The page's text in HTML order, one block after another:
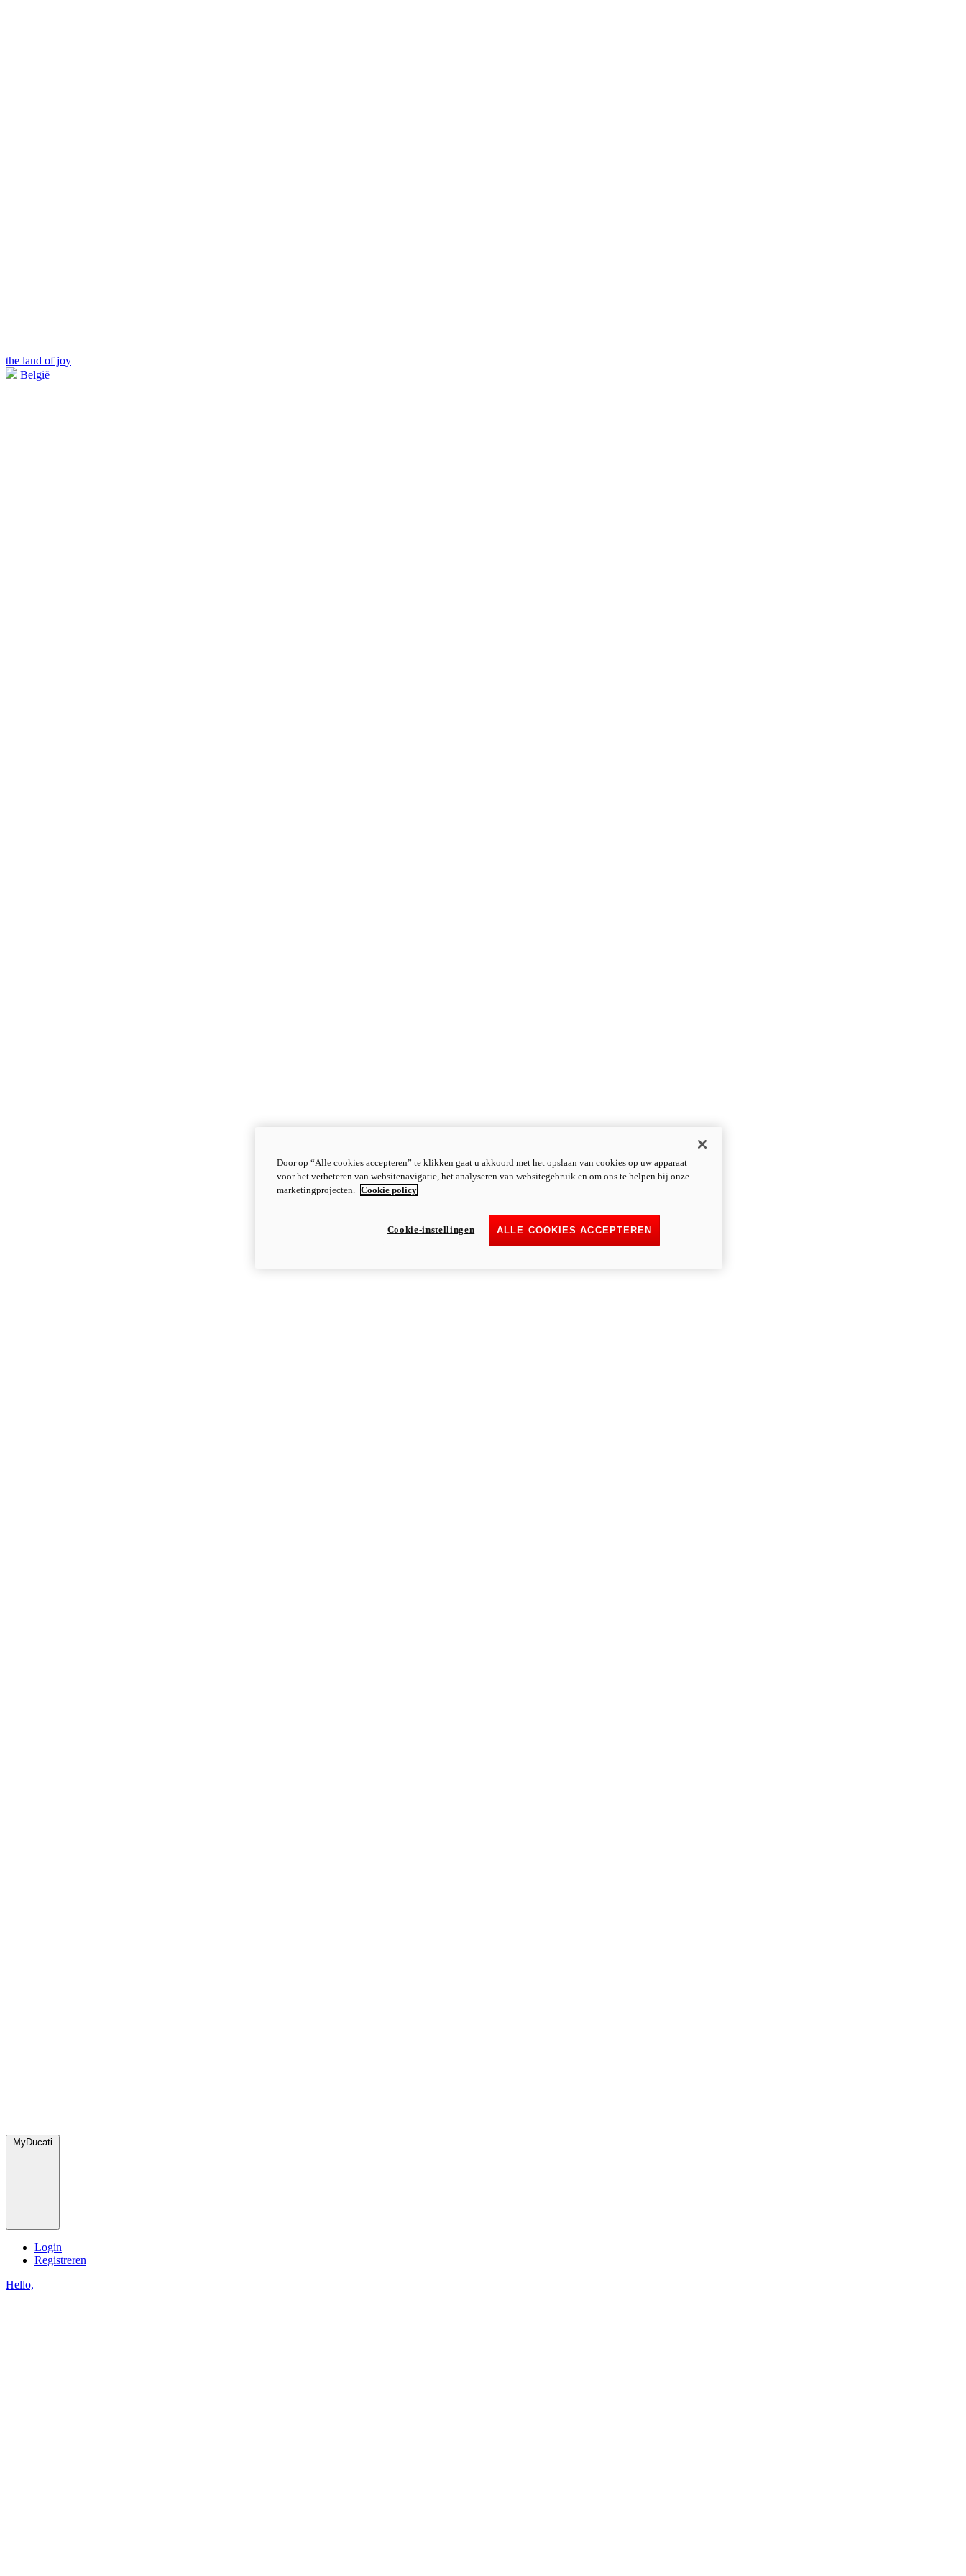
the land of joy
België
MyDucati
Login
Registreren
Hello,
Door op “Alle cookies accepteren” te klikken gaat u akkoord met het opslaan van cookies op uw apparaat
voor het verbeteren van websitenavigatie, het analyseren van websitegebruik en om ons te helpen bij onze
marketingprojecten. Cookie policy
ALLE COOKIES ACCEPTEREN
Cookie-instellingen